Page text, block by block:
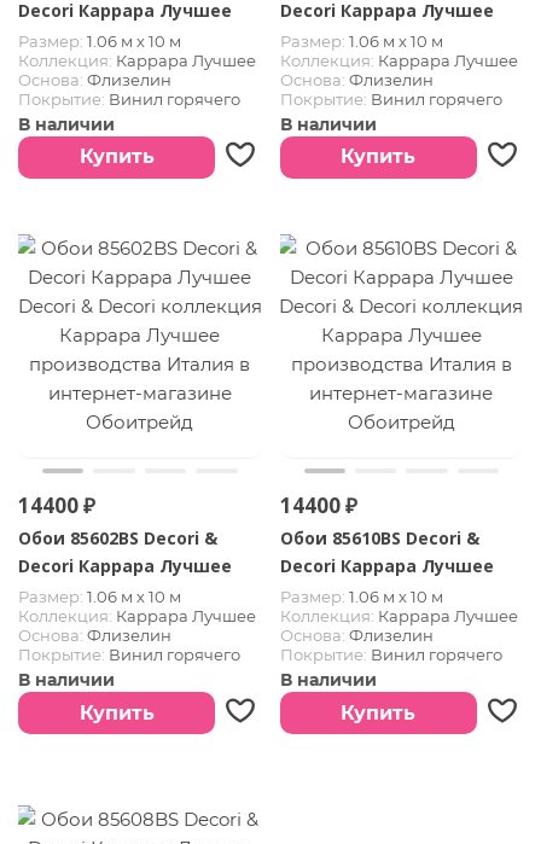
Decori Каррара Лучшее
Размер: 1.06 м х 10 м
Коллекция: Каррара Лучшее
Основа: Флизелин
Покрытие: Винил горячего
тиснения
Страна:Италия
В наличии
Купить
Decori Каррара Лучшее
Размер: 1.06 м х 10 м
Коллекция: Каррара Лучшее
Основа: Флизелин
Покрытие: Винил горячего
тиснения
Страна:Италия
В наличии
Купить
14400 ₽
Обои 85602BS Decori &
Decori Каррара Лучшее
Размер: 1.06 м х 10 м
Коллекция: Каррара Лучшее
Основа: Флизелин
Покрытие: Винил горячего
тиснения
Страна:Италия
В наличии
Купить
14400 ₽
Обои 85610BS Decori &
Decori Каррара Лучшее
Размер: 1.06 м х 10 м
Коллекция: Каррара Лучшее
Основа: Флизелин
Покрытие: Винил горячего
тиснения
Страна:Италия
В наличии
Купить